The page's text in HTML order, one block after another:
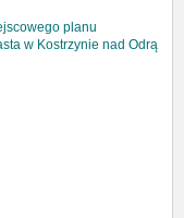
planu
w Kostrzynie nad Odrą